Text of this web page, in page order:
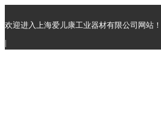
欢迎进入上海爱儿康工业器材有限公司网站！
|